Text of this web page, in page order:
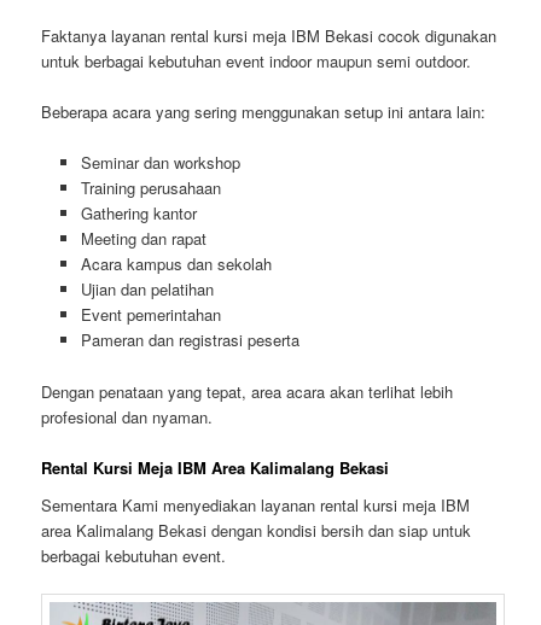
Faktanya layanan rental kursi meja IBM Bekasi cocok digunakan
untuk berbagai kebutuhan event indoor maupun semi outdoor.
Beberapa acara yang sering menggunakan setup ini antara lain:
Seminar dan workshop
Training perusahaan
Gathering kantor
Meeting dan rapat
Acara kampus dan sekolah
Ujian dan pelatihan
Event pemerintahan
Pameran dan registrasi peserta
Dengan penataan yang tepat, area acara akan terlihat lebih
profesional dan nyaman.
Rental Kursi Meja IBM Area Kalimalang Bekasi
Sementara Kami menyediakan layanan rental kursi meja IBM
area Kalimalang Bekasi dengan kondisi bersih dan siap untuk
berbagai kebutuhan event.